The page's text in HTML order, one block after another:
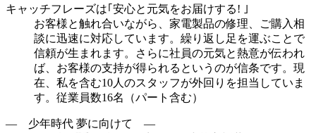
キャッチフレーズは｢安心と元気をお届けする! ｣
お客様と触れ合いながら、家電製品の修理、ご購入相
談に迅速に対応しています。繰り返し足を運ぶことで
信頼が生まれます。さらに社員の元気と熱意が伝われ
ば、お客様の支持が得られるというのが信条です。現
在、私を含む10人のスタッフが外回りを担当していま
す。従業員数16名（パート含む）
― 少年時代 夢に向けて ―